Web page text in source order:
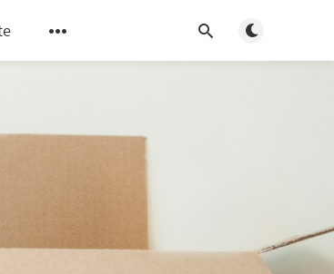
Basculer en